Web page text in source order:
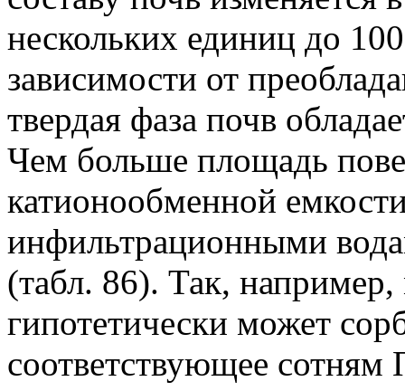
нескольких единиц до
зависимости от
твердая фаза почв
Чем больше площадь
катионообменной
инфильтрационными
(табл. 86). Так,
гипотетически может
соответствующее сотням